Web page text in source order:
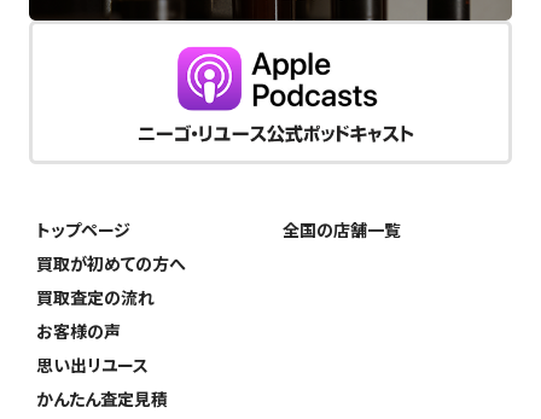
トップページ
買取が初めての方へ
買取査定の流れ
お客様の声
思い出リユース
かんたん査定見積
全国の店舗一覧